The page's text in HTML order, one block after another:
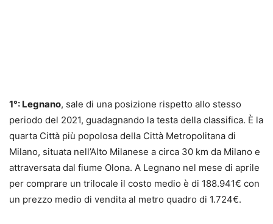
1°: Legnano, sale di una posizione rispetto allo stesso
periodo del 2021, guadagnando la testa della classifica. È la
quarta Città più popolosa della Città Metropolitana di
Milano, situata nell’Alto Milanese a circa 30 km da Milano e
attraversata dal fiume Olona. A Legnano nel mese di aprile
per comprare un trilocale il costo medio è di 188.941€ con
un prezzo medio di vendita al metro quadro di 1.724€.